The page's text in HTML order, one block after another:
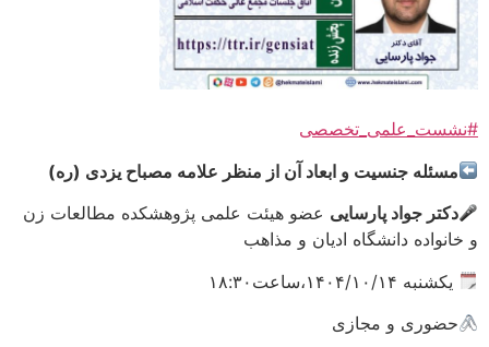
#نشست_علمی_تخصصی
مسئله جنسیت و ابعاد آن از منظر علامه مصباح یزدی (ره)
دکتر جواد پارسایی عضو هیئت علمی پژوهشکده مطالعات زن
و خانواده دانشگاه ادیان و مذاهب
یکشنبه ۱۴۰۴/۱۰/۱۴،ساعت۱۸:۳۰
حضوری و مجازی